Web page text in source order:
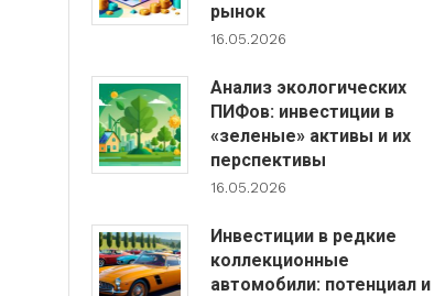
рынок
16.05.2026
Анализ экологических
ПИФов: инвестиции в
«зеленые» активы и их
перспективы
16.05.2026
Инвестиции в редкие
коллекционные
автомобили: потенциал и